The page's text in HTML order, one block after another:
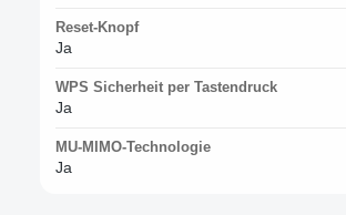
Reset-Knopf
Ja
WPS Sicherheit per Tastendruck
Ja
MU-MIMO-Technologie
Ja